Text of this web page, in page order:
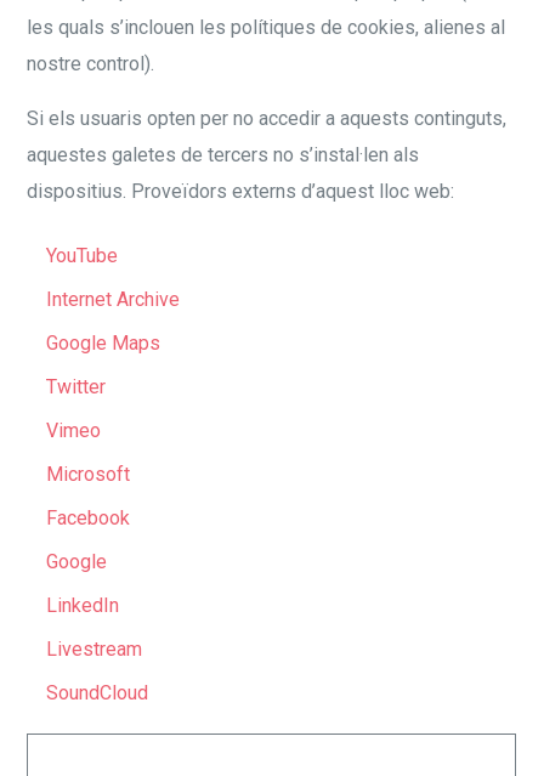
les quals s’inclouen les polítiques de cookies, alienes al
nostre control).
Si els usuaris opten per no accedir a aquests continguts,
aquestes galetes de tercers no s’instal·len als
dispositius. Proveïdors externs d’aquest lloc web:
YouTube
Internet Archive
Google Maps
Twitter
Vimeo
Microsoft
Facebook
Google
LinkedIn
Livestream
SoundCloud